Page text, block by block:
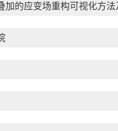
加的应变场重构可视化方法